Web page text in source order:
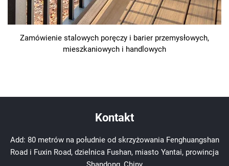
Zamówienie stalowych poręczy i barier przemysłowych,
mieszkaniowych i handlowych
Kontakt
Add: 80 metrów na południe od skrzyżowania Fenghuangshan
Road i Fuxin Road, dzielnica Fushan, miasto Yantai, prowincja